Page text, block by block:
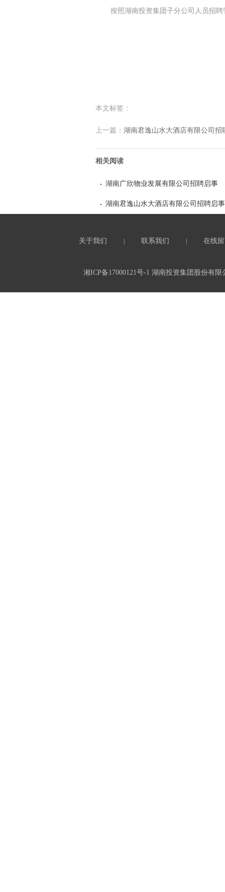
按照湖南投资集团子分公司人员招
本文标签：
上一篇： 湖南君逸山水大酒店有限公司招
相关阅读
湖南广欣物业发展有限公司招聘启事
湖南君逸山水大酒店有限公司招聘启事
关于我们 联系我们 在线
湘ICP备17000121号-1 湖南投资集团股份有限